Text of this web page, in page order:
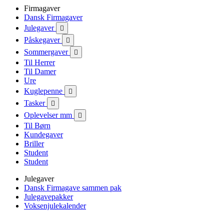
Firmagaver
Dansk Firmagaver
Julegaver

Påskegaver 
Sommergaver 
Til Herrer
Til Damer
Ure
Kuglepenne

Tasker 
Oplevelser mm 
Til Børn
Kundegaver
Briller
Student
Student
Julegaver
Dansk Firmagave sammen pak
Julegavepakker
Voksenjulekalender